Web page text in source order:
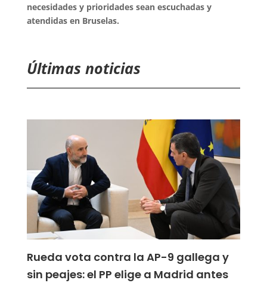
necesidades y prioridades sean escuchadas y
atendidas en Bruselas.
Últimas noticias
Rueda vota contra la AP-9 gallega y
sin peajes: el PP elige a Madrid antes